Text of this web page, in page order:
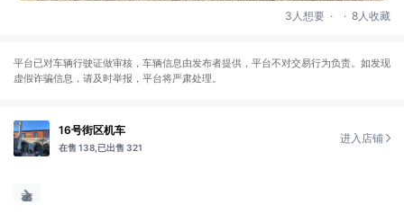
3人想要 . . 8人收藏
平台已对车辆行驶证做审核，车辆信息由发布者提供，平台不对交易行为负责。如发现
虚假诈骗信息，请及时举报，平台将严肃处理。
16号街区机车
在售 138, 已出售 321
进入店铺